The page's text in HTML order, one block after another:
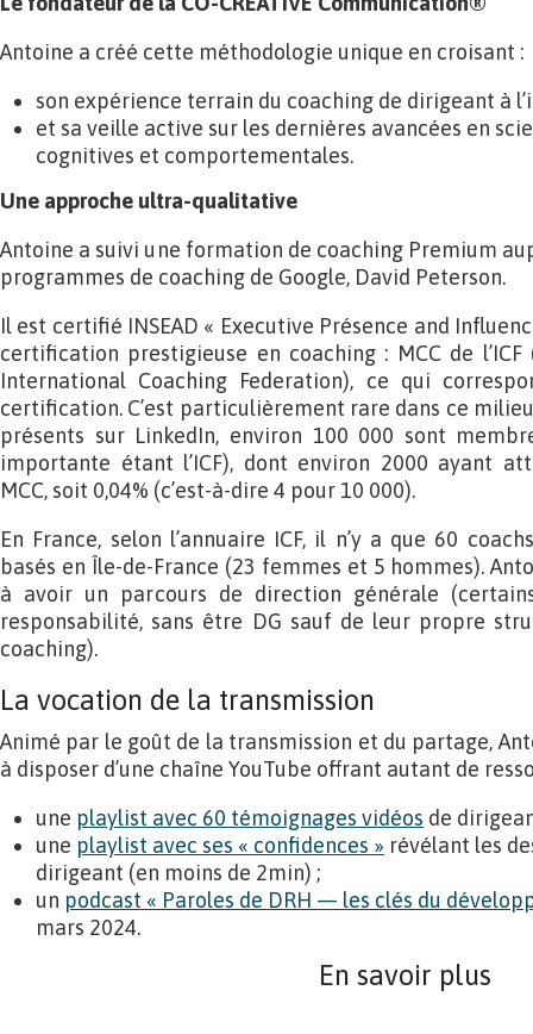
Antoine a créé cette méthodologie unique en croisant :
son expérience terrain du coaching de dirigeant à
et sa veille active sur les dernières avancées en
cognitives et comportementales.
Une approche ultra-qualitative
Antoine a suivi une formation de coaching Premium
programmes de coaching de Google, David Peterson.
Il est certifié INSEAD « Executive Présence and
certification prestigieuse en coaching : MCC de
International Coaching Federation), ce qui
certification. C’est particulièrement rare dans ce
présents sur LinkedIn, environ 100 000 sont
importante étant l’ICF), dont environ 2000 ayant
MCC, soit 0,04% (c’est-à-dire 4 pour 10 000).
En France, selon l’annuaire ICF, il n’y a que 60
basés en Île-de-France (23 femmes et 5 hommes).
à avoir un parcours de direction générale
responsabilité, sans être DG sauf de leur propre
coaching).
La vocation de la transmission
Animé par le goût de la transmission et du partage,
à disposer d’une chaîne YouTube offrant autant de
une playlist avec 60 témoignages vidéos de
une playlist avec ses « confidences » révélant les
dirigeant (en moins de 2min) ;
un podcast « Paroles de DRH — les clés du
mars 2024.
En savoir plus